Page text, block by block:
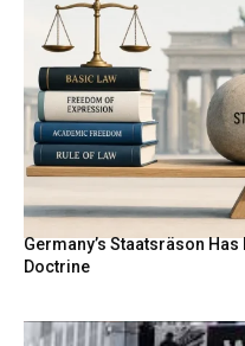
Germany’s Staatsräson
Doctrine